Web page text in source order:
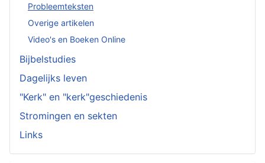
Probleemteksten
Overige artikelen
Video's en Boeken Online
Bijbelstudies
Dagelijks leven
"Kerk" en "kerk"geschiedenis
Stromingen en sekten
Links